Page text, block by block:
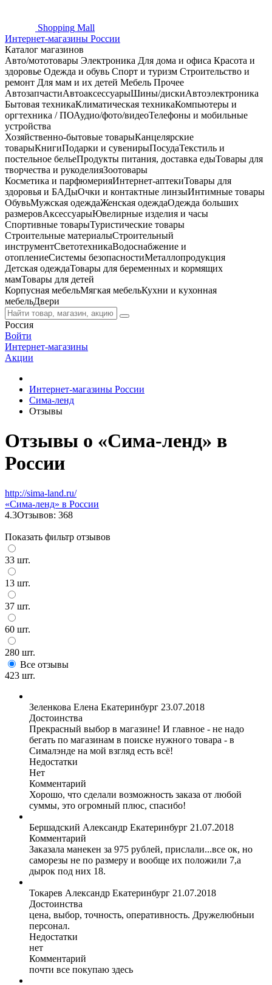
Shopping Mall
Интернет-магазины России
Каталог магазинов
Авто/мототовары Электроника Для дома и офиса Красота и
здоровье Одежда и обувь Спорт и туризм Строительство и
ремонт Для мам и их детей Мебель Прочее
АвтозапчастиАвтоаксессуарыШины/дискиАвтоэлектроника
Бытовая техникаКлиматическая техникаКомпьютеры и
оргтехника / ПОАудио/фото/видеоТелефоны и мобильные
устройства
Хозяйственно-бытовые товарыКанцелярские
товарыКнигиПодарки и сувенирыПосудаТекстиль и
постельное бельеПродукты питания, доставка едыТовары для
творчества и рукоделияЗоотовары
Косметика и парфюмерияИнтернет-аптекиТовары для
здоровья и БАДыОчки и контактные линзыИнтимные товары
ОбувьМужская одеждаЖенская одеждаОдежда больших
размеровАксессуарыЮвелирные изделия и часы
Спортивные товарыТуристические товары
Строительные материалыСтроительный
инструментСветотехникаВодоснабжение и
отоплениеСистемы безопасностиМеталлопродукция
Детская одеждаТовары для беременных и кормящих
мамТовары для детей
Корпусная мебельМягкая мебельКухни и кухонная
мебельДвери
Россия
Войти
Интернет-магазины
Акции
Интернет-магазины России
Сима-ленд
Отзывы
Отзывы о «Сима-ленд» в
России
http://sima-land.ru/
«Сима-ленд» в России
4.3Отзывов: 368
Показать фильтр отзывов
33 шт.
13 шт.
37 шт.
60 шт.
280 шт.
Все отзывы
423 шт.
Зеленкова Елена Екатеринбург 23.07.2018
Достоинства
Прекрасный выбор в магазине! И главное - не надо
бегать по магазинам в поиске нужного товара - в
Сималэнде на мой взгляд есть всё!
Недостатки
Нет
Комментарий
Хорошо, что сделали возможность заказа от любой
суммы, это огромный плюс, спасибо!
Бершадский Александр Екатеринбург 21.07.2018
Комментарий
Заказала манекен за 975 рублей, прислали...все ок, но
саморезы не по размеру и вообще их положили 7,а
дырок под них 18.
Токарев Александр Екатеринбург 21.07.2018
Достоинства
цена, выбор, точность, оперативность. Дружелюбныи
персонал.
Недостатки
нет
Комментарий
почти все покупаю здесь